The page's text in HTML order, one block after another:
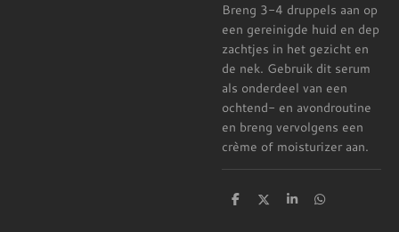
Breng 3-4 druppels aan op
een gereinigde huid en dep
zachtjes in het gezicht en
de nek. Gebruik dit serum
als onderdeel van een
ochtend- en avondroutine
en breng vervolgens een
crème of moisturizer aan.
D
D
S
D